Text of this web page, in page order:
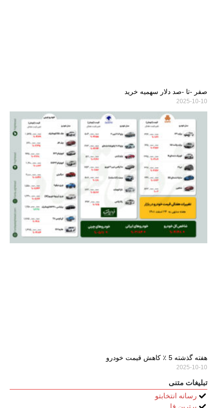
صفر -تا -صد دلار سهمیه خرید
2025-10-10
هفته گذشته 5 ٪ کاهش قیمت خودرو
2025-10-10
تبلیغات متنی
رسانه انتخابتو
برترین فا